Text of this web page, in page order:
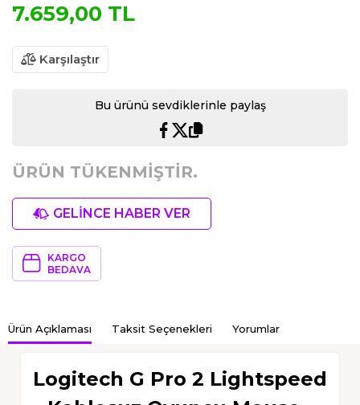
7.659,00 TL
Karşılaştır
Bu ürünü sevdiklerinle paylaş
ÜRÜN TÜKENMİŞTİR.
GELİNCE HABER VER
KARGO
BEDAVA
Ürün Açıklaması Taksit Seçenekleri Yorumlar
Logitech G Pro 2 Lightspeed